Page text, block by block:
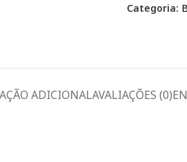
Categoria:
ADICIONALAVALIAÇÕES (0)